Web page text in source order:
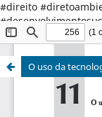
#direito
#environmentallaw
#society
O uso da